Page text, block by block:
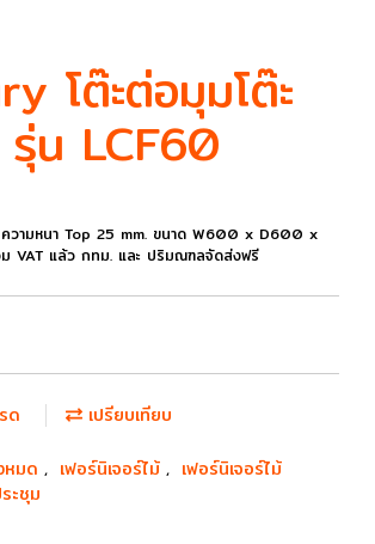
โต๊ะต่อมุมโต๊ะ
รุ่น LCF60
ความหนา Top 25 mm. ขนาด W600 x D600 x
ม VAT แล้ว กทม. และ ปริมณฑลจัดส่งฟรี
ด เปรียบเทียบ
หมด , เฟอร์นิเจอร์ไม้ , เฟอร์นิเจอร์ไม้
ะชุม